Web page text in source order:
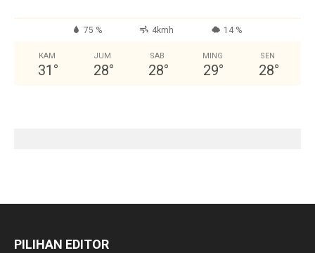
75 % 4kmh 14 %
KAM
31 °
JUM
28°
SAB
28°
MING
29°
SEN
28°
PILIHAN EDITOR